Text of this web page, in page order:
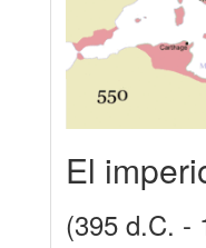
El
(395 d.C. -